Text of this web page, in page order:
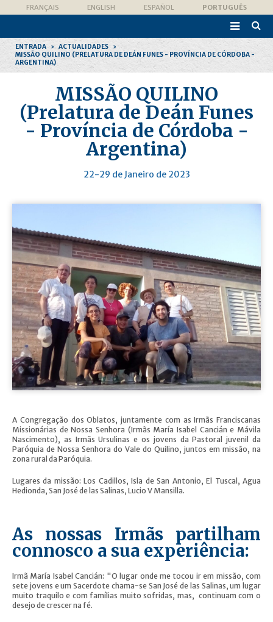
navegação
FerramentasFRANÇAIS ENGLISH ESPAÑOL PORTUGUÊS

ENTRADA › ACTUALIDADES
›
MISSÃO QUILINO (PRELATURA DE DEÁN FUNES - PROVÍNCIA DE CÓRDOBA -
ARGENTINA)
MISSÃO QUILINO
(Prelatura de Deán Funes
- Província de Córdoba -
Argentina)
22-29 de Janeiro de 2023
A Congregação dos Oblatos, juntamente com as Irmãs Franciscanas
Missionárias de Nossa Senhora (Irmãs María Isabel Cancián e Mávila
Nascimento), as Irmãs Ursulinas e os jovens da Pastoral juvenil da
Paróquia de Nossa Senhora do Vale do Quilino, juntos em missão, na
zona rural da Paróquia.
Lugares da missão: Los Cadillos, Isla de San Antonio, El Tuscal, Agua
Hedionda, San José de las Salinas, Lucio V Mansilla.
As nossas Irmãs partilham
connosco a sua experiência:
Irmã María Isabel Cancián: "O lugar onde me tocou ir em missão, com
sete jovens e um Sacerdote chama-se San José de las Salinas, um lugar
muito traquilo e com famílias muito sofridas, mas, continuam com o
desejo de crescer na fé.